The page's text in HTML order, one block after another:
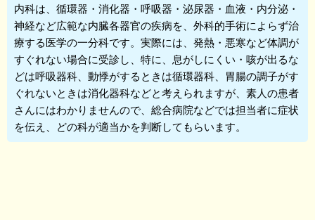
内科は、循環器・消化器・呼吸器・泌尿器・血液・内分泌・
神経など広範な内臓各器官の疾病を、外科的手術によらず治
療する医学の一分科です。実際には、発熱・悪寒など体調が
すぐれない場合に受診し、特に、息がしにくい・咳が出るな
どは呼吸器科、動悸がするときは循環器科、胃腸の調子がす
ぐれないときは消化器科などと考えられますが、素人の患者
さんにはわかりませんので、総合病院などでは担当者に症状
を伝え、どの科が適当かを判断してもらいます。